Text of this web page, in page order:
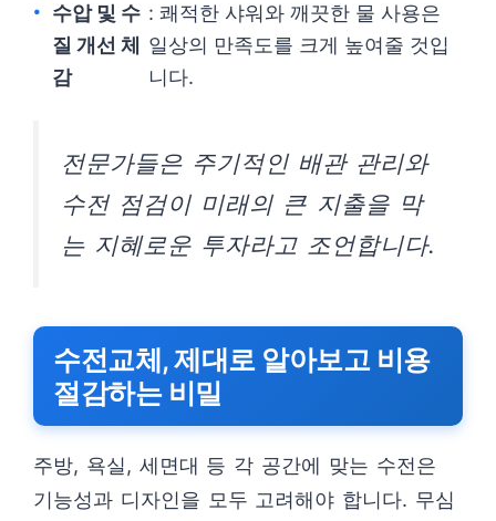
수압 및 수
질 개선 체
감
: 쾌적한 샤워와 깨끗한 물 사용은
일상의 만족도를 크게 높여줄 것입
니다.
전문가들은 주기적인 배관 관리와
수전 점검이 미래의 큰 지출을 막
는 지혜로운 투자라고 조언합니다.
수전교체, 제대로 알아보고 비용
절감하는 비밀
주방, 욕실, 세면대 등 각 공간에 맞는 수전은
기능성과 디자인을 모두 고려해야 합니다. 무심